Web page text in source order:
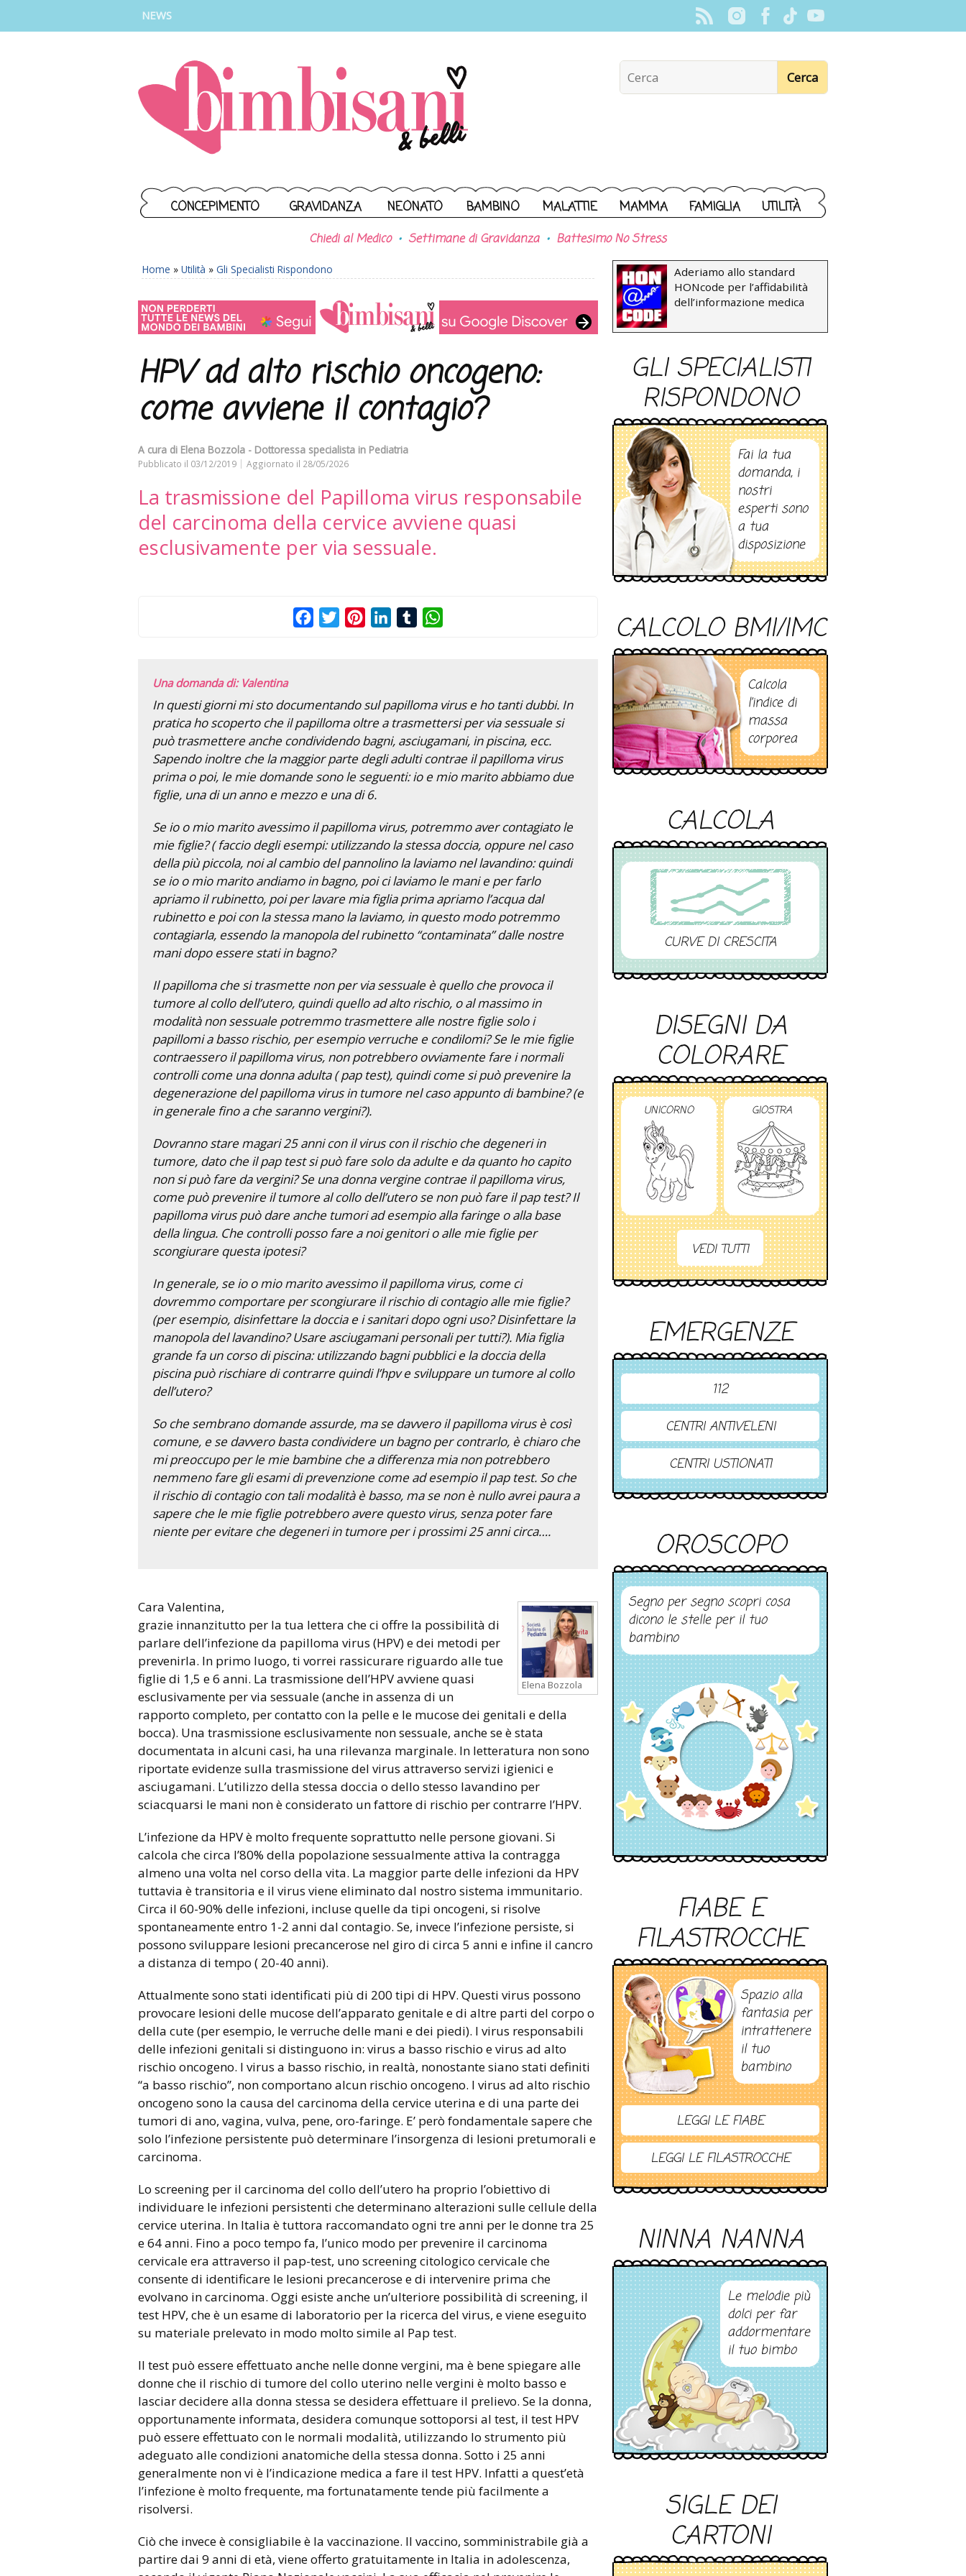
NEWS
CONCEPIMENTO GRAVIDANZA NEONATO BAMBINO MALATTIE MAMMA FAMIGLIA UTILITÀ
Chiedi al Medico Settimane di Gravidanza Battesimo No Stress
Home » Utilità » Gli Specialisti Rispondono
HPV ad alto rischio oncogeno:
come avviene il contagio?
A cura di Elena Bozzola - Dottoressa specialista in Pediatria
Pubblicato il 03/12/2019 Aggiornato il 28/05/2026
La trasmissione del Papilloma virus responsabile
del carcinoma della cervice avviene quasi
esclusivamente per via sessuale.
FacebookTwitterPinterestLinkedInTumblr
Una domanda di: Valentina
In questi giorni mi sto documentando sul papilloma virus e ho tanti dubbi. In
pratica ho scoperto che il papilloma oltre a trasmettersi per via sessuale si
può trasmettere anche condividendo bagni, asciugamani, in piscina, ecc.
Sapendo inoltre che la maggior parte degli adulti contrae il papilloma virus
prima o poi, le mie domande sono le seguenti: io e mio marito abbiamo due
figlie, una di un anno e mezzo e una di 6.
Se io o mio marito avessimo il papilloma virus, potremmo aver contagiato le
mie figlie? ( faccio degli esempi: utilizzando la stessa doccia, oppure nel caso
della più piccola, noi al cambio del pannolino la laviamo nel lavandino: quindi
se io o mio marito andiamo in bagno, poi ci laviamo le mani e per farlo
apriamo il rubinetto, poi per lavare mia figlia prima apriamo l’acqua dal
rubinetto e poi con la stessa mano la laviamo, in questo modo potremmo
contagiarla, essendo la manopola del rubinetto “contaminata” dalle nostre
mani dopo essere stati in bagno?
Il papilloma che si trasmette non per via sessuale è quello che provoca il
tumore al collo dell’utero, quindi quello ad alto rischio, o al massimo in
modalità non sessuale potremmo trasmettere alle nostre figlie solo i
papillomi a basso rischio, per esempio verruche e condilomi? Se le mie figlie
contraessero il papilloma virus, non potrebbero ovviamente fare i normali
controlli come una donna adulta ( pap test), quindi come si può prevenire la
degenerazione del papilloma virus in tumore nel caso appunto di bambine? (e
in generale fino a che saranno vergini?).
Dovranno stare magari 25 anni con il virus con il rischio che degeneri in
tumore, dato che il pap test si può fare solo da adulte e da quanto ho capito
non si può fare da vergini? Se una donna vergine contrae il papilloma virus,
come può prevenire il tumore al collo dell’utero se non può fare il pap test? Il
papilloma virus può dare anche tumori ad esempio alla faringe o alla base
della lingua. Che controlli posso fare a noi genitori o alle mie figlie per
scongiurare questa ipotesi?
In generale, se io o mio marito avessimo il papilloma virus, come ci
dovremmo comportare per scongiurare il rischio di contagio alle mie figlie?
(per esempio, disinfettare la doccia e i sanitari dopo ogni uso? Disinfettare la
manopola del lavandino? Usare asciugamani personali per tutti?). Mia figlia
grande fa un corso di piscina: utilizzando bagni pubblici e la doccia della
piscina può rischiare di contrarre quindi l’hpv e sviluppare un tumore al collo
dell’utero?
So che sembrano domande assurde, ma se davvero il papilloma virus è così
comune, e se davvero basta condividere un bagno per contrarlo, è chiaro che
mi preoccupo per le mie bambine che a differenza mia non potrebbero
nemmeno fare gli esami di prevenzione come ad esempio il pap test. So che
il rischio di contagio con tali modalità è basso, ma se non è nullo avrei paura a
sapere che le mie figlie potrebbero avere questo virus, senza poter fare
niente per evitare che degeneri in tumore per i prossimi 25 anni circa….
Elena Bozzola
Cara Valentina,
grazie innanzitutto per la tua lettera che ci offre la possibilità di
parlare dell’infezione da papilloma virus (HPV) e dei metodi per
prevenirla. In primo luogo, ti vorrei rassicurare riguardo alle tue
figlie di 1,5 e 6 anni. La trasmissione dell’HPV avviene quasi
esclusivamente per via sessuale (anche in assenza di un
rapporto completo, per contatto con la pelle e le mucose dei genitali e della
bocca). Una trasmissione esclusivamente non sessuale, anche se è stata
documentata in alcuni casi, ha una rilevanza marginale. In letteratura non sono
riportate evidenze sulla trasmissione del virus attraverso servizi igienici e
asciugamani. L’utilizzo della stessa doccia o dello stesso lavandino per
sciacquarsi le mani non è considerato un fattore di rischio per contrarre l’HPV.
L’infezione da HPV è molto frequente soprattutto nelle persone giovani. Si
calcola che circa l’80% della popolazione sessualmente attiva la contragga
almeno una volta nel corso della vita. La maggior parte delle infezioni da HPV
tuttavia è transitoria e il virus viene eliminato dal nostro sistema immunitario.
Circa il 60-90% delle infezioni, incluse quelle da tipi oncogeni, si risolve
spontaneamente entro 1-2 anni dal contagio. Se, invece l’infezione persiste, si
possono sviluppare lesioni precancerose nel giro di circa 5 anni e infine il cancro
a distanza di tempo ( 20-40 anni).
Attualmente sono stati identificati più di 200 tipi di HPV. Questi virus possono
provocare lesioni delle mucose dell’apparato genitale e di altre parti del corpo o
della cute (per esempio, le verruche delle mani e dei piedi). I virus responsabili
delle infezioni genitali si distinguono in: virus a basso rischio e virus ad alto
rischio oncogeno. I virus a basso rischio, in realtà, nonostante siano stati definiti
“a basso rischio”, non comportano alcun rischio oncogeno. I virus ad alto rischio
oncogeno sono la causa del carcinoma della cervice uterina e di una parte dei
tumori di ano, vagina, vulva, pene, oro-faringe. E’ però fondamentale sapere che
solo l’infezione persistente può determinare l’insorgenza di lesioni pretumorali e
carcinoma.
Lo screening per il carcinoma del collo dell’utero ha proprio l’obiettivo di
individuare le infezioni persistenti che determinano alterazioni sulle cellule della
cervice uterina. In Italia è tuttora raccomandato ogni tre anni per le donne tra 25
e 64 anni. Fino a poco tempo fa, l’unico modo per prevenire il carcinoma
cervicale era attraverso il pap-test, uno screening citologico cervicale che
consente di identificare le lesioni precancerose e di intervenire prima che
evolvano in carcinoma. Oggi esiste anche un’ulteriore possibilità di screening, il
test HPV, che è un esame di laboratorio per la ricerca del virus, e viene eseguito
su materiale prelevato in modo molto simile al Pap test.
Il test può essere effettuato anche nelle donne vergini, ma è bene spiegare alle
donne che il rischio di tumore del collo uterino nelle vergini è molto basso e
lasciar decidere alla donna stessa se desidera effettuare il prelievo. Se la donna,
opportunamente informata, desidera comunque sottoporsi al test, il test HPV
può essere effettuato con le normali modalità, utilizzando lo strumento più
adeguato alle condizioni anatomiche della stessa donna. Sotto i 25 anni
generalmente non vi è l’indicazione medica a fare il test HPV. Infatti a quest’età
l’infezione è molto frequente, ma fortunatamente tende più facilmente a
risolversi.
Ciò che invece è consigliabile è la vaccinazione. Il vaccino, somministrabile già a
partire dai 9 anni di età, viene offerto gratuitamente in Italia in adolescenza,
Aderiamo allo standard
HONcode per l’affidabilità
dell’informazione medica
GLI SPECIALISTI
RISPONDONO
Fai la tua
domanda, i
nostri
esperti sono
a tua
disposizione
CALCOLO BMI/IMC
Calcola
l’indice di
massa
corporea
CALCOLA
CURVE DI CRESCITA
DISEGNI DA
COLORARE
UNICORNO GIOSTRA
VEDI TUTTI
EMERGENZE
112
CENTRI ANTIVELENI
CENTRI USTIONATI
OROSCOPO
Segno per segno scopri cosa
dicono le stelle per il tuo
bambino
FIABE E
FILASTROCCHE
Spazio alla
fantasia per
intrattenere
il tuo
bambino
LEGGI LE FIABE
LEGGI LE FILASTROCCHE
NINNA NANNA
Le melodie più
dolci per far
addormentare
il tuo bimbo
SIGLE DEI
CARTONI